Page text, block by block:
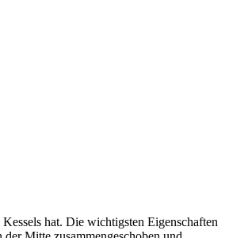
hat. Die wichtigsten Eigenschaften